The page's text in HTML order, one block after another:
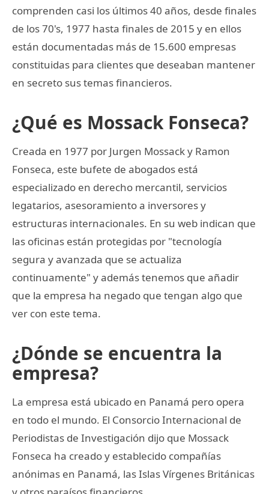
comprenden casi los últimos 40 años, desde finales
de los 70's, 1977 hasta finales de 2015 y en ellos
están documentadas más de 15.600 empresas
constituidas para clientes que deseaban mantener
en secreto sus temas financieros.
¿Qué es Mossack Fonseca?
Creada en 1977 por Jurgen Mossack y Ramon
Fonseca, este bufete de abogados está
especializado en derecho mercantil, servicios
legatarios, asesoramiento a inversores y
estructuras internacionales. En su web indican que
las oficinas están protegidas por "tecnología
segura y avanzada que se actualiza
continuamente" y además tenemos que añadir
que la empresa ha negado que tengan algo que
ver con este tema.
¿Dónde se encuentra la
empresa?
La empresa está ubicado en Panamá pero opera
en todo el mundo. El Consorcio Internacional de
Periodistas de Investigación dijo que Mossack
Fonseca ha creado y establecido compañías
anónimas en Panamá, las Islas Vírgenes Británicas